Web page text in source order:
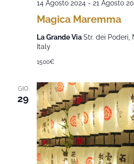
Magica Maremma
14 Agosto 2024- 21 Agosto
La Grande ViaStr. dei Poderi,
Italy
1500€
GIO
29